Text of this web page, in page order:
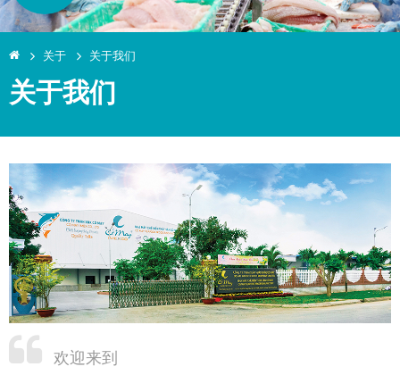
关于 关于我们
关于我们
欢迎来到